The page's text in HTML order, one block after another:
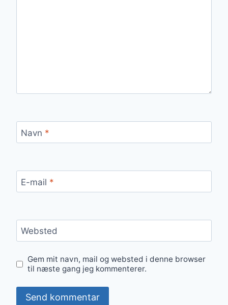
Navn *
E-mail *
Websted
Gem mit navn, mail og websted i denne browser
til næste gang jeg kommenterer.